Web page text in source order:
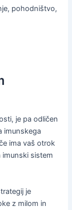
pohodništvo,
je pa odličen
imunskega
ima vaš otrok
imunski sistem
je
z milom in